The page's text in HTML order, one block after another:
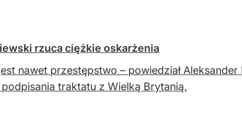
rzuca ciężkie oskarżenia
nawet przestępstwo – powiedział
traktatu z Wielką Brytanią.